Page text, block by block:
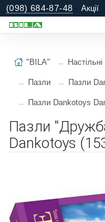
(098) 684-87-48 Акції
"BILA"
Пазли Пазли
Пазли Dankotoys
Пазли
Dankotoys